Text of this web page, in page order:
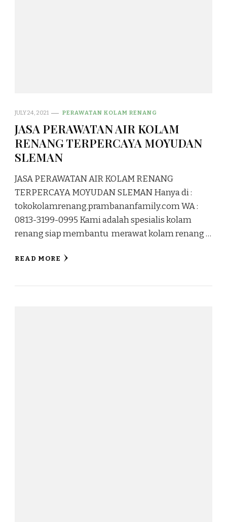
JULY 24, 2021 PERAWATAN KOLAM RENANG
JASA PERAWATAN AIR KOLAM
RENANG TERPERCAYA MOYUDAN
SLEMAN
JASA PERAWATAN AIR KOLAM RENANG
TERPERCAYA MOYUDAN SLEMAN Hanya di :
tokokolamrenang.prambananfamily.com WA :
0813-3199-0995 Kami adalah spesialis kolam
renang siap membantu merawat kolam renang …
READ MORE